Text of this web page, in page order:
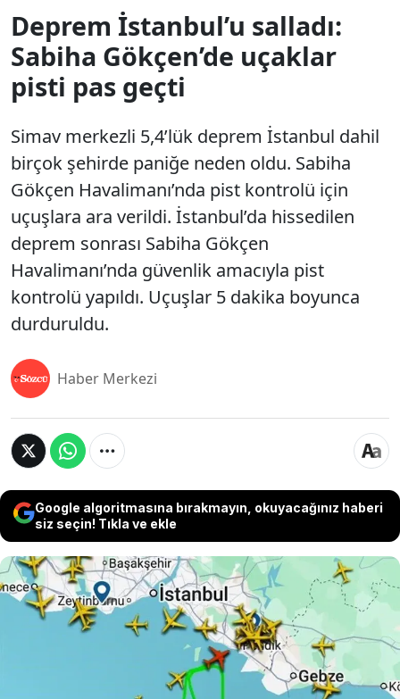
Deprem İstanbul’u salladı:
Sabiha Gökçen’de uçaklar
pisti pas geçti
Simav merkezli 5,4’lük deprem İstanbul dahil
birçok şehirde paniğe neden oldu. Sabiha
Gökçen Havalimanı’nda pist kontrolü için
uçuşlara ara verildi. İstanbul’da hissedilen
deprem sonrası Sabiha Gökçen
Havalimanı’nda güvenlik amacıyla pist
kontrolü yapıldı. Uçuşlar 5 dakika boyunca
durduruldu.
Haber Merkezi
Google algoritmasına bırakmayın, okuyacağınız haberi
siz seçin! Tıkla ve ekle
Simav merkezli 5,4’lük deprem İstanbul dahil
birçok şehirde paniğe neden oldu. Sabiha
Gökçen Havalimanı’nda pist kontrolü için
uçuşlara ara verildi. İstanbul’da hissedilen
deprem sonrası Sabiha Gökçen Havalimanı’nda